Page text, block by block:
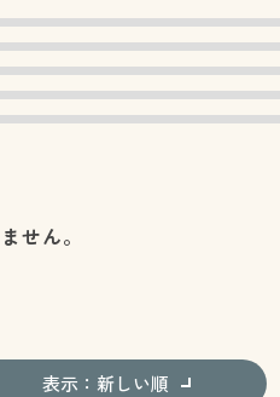
せん。
表示：新しい順